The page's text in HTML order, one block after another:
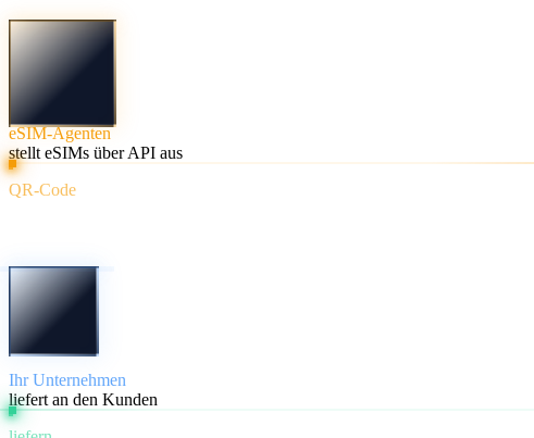
eSIM-Agenten
stellt eSIMs über API aus
QR-Code
Ihr Unternehmen
liefert an den Kunden